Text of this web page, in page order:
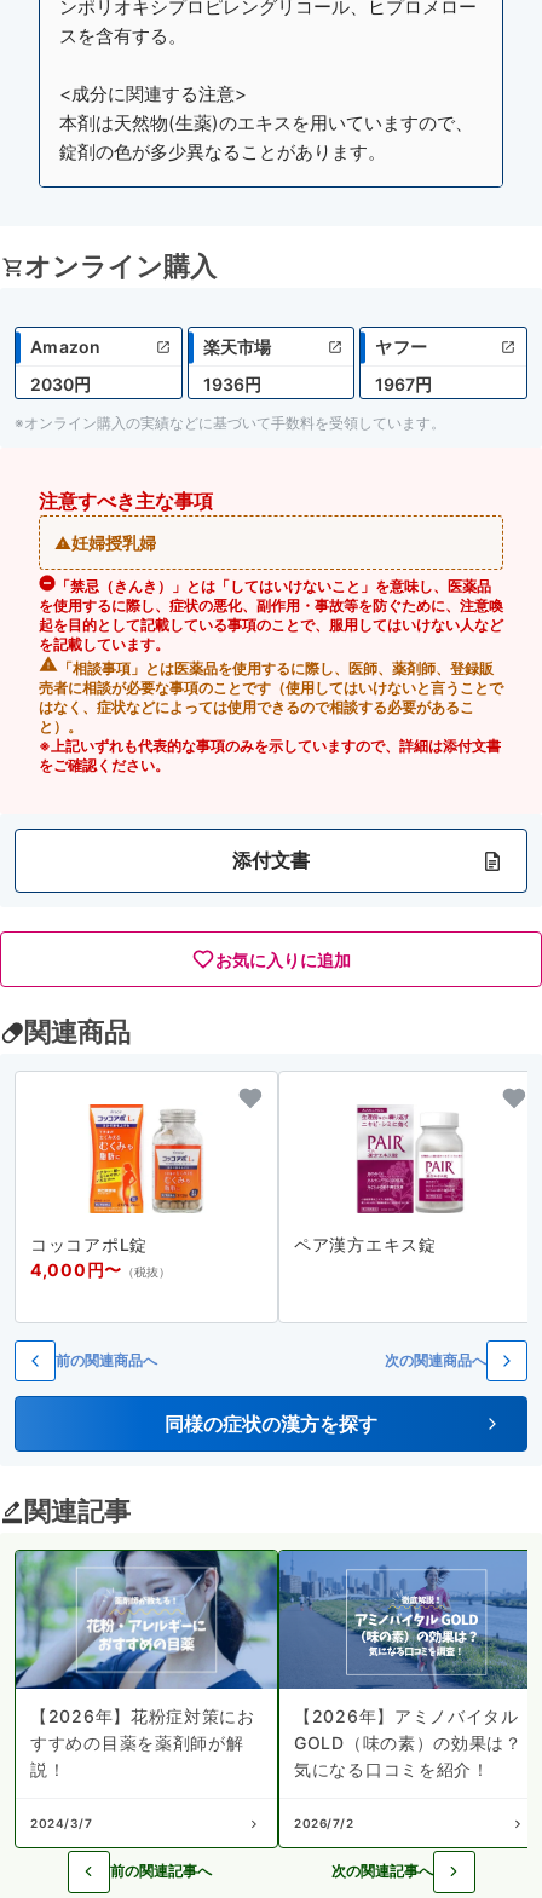
ンポリオキシプロピレングリコール、ヒプロメロー
スを含有する。
<成分に関連する注意>
本剤は天然物(生薬)のエキスを用いていますので、
錠剤の色が多少異なることがあります。
オンライン購入
Amazon
2030円
楽天市場
1936円
ヤフー
1967円
※オンライン購入の実績などに基づいて手数料を受領しています。
注意すべき主な事項
妊婦授乳婦
「禁忌（きんき）」とは「してはいけないこと」を意味し、医薬品
を使用するに際し、症状の悪化、副作用・事故等を防ぐために、注意喚
起を目的として記載している事項のことで、服用してはいけない人など
を記載しています。
「相談事項」とは医薬品を使用するに際し、医師、薬剤師、登録販
売者に相談が必要な事項のことです（使用してはいけないと言うことで
はなく、症状などによっては使用できるので相談する必要があるこ
と）。
※上記いずれも代表的な事項のみを示していますので、詳細は添付文書
をご確認ください。
添付文書
お気に入りに追加
関連商品
コッコアポL錠
4,000円〜 （税抜）
ペア漢方エキス錠
前の関連商品へ 次の関連商品へ
同様の症状の漢方を探す
関連記事
【2026年】花粉症対策にお
すすめの目薬を薬剤師が解
説！
2024/3/7
【2026年】アミノバイタル
GOLD（味の素）の効果は？
気になる口コミを紹介！
2026/7/2
前の関連記事へ 次の関連記事へ